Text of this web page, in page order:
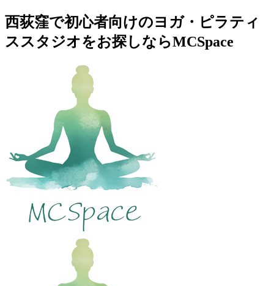
西荻窪で初心者向けのヨガ・ピラティ
ススタジオをお探しならMCSpace